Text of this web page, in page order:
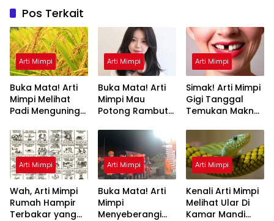
Pos Terkait
Arti Mimpi
Buka Mata! Arti
Mimpi Melihat
Padi Menguning
Diketahui
Arti Mimpi
Buka Mata! Arti
Mimpi Mau
Potong Rambut
Ini Penjelasannya
Arti Mimpi
Simak! Arti Mimpi
Gigi Tanggal
Temukan Makna
Arti Mimpi
Wah, Arti Mimpi
Rumah Hampir
Terbakar yang
Arti Mimpi
Buka Mata! Arti
Mimpi
Menyeberangi
Arti Mimpi
Kenali Arti Mimpi
Melihat Ular Di
Kamar Mandi